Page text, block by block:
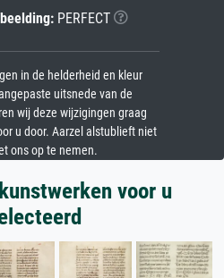
PERFECT
in de helderheid en kleur
uitsnede van de
wij deze wijzigingen graag
u door. Aarzel alstublieft niet
ons op te nemen.
voor u